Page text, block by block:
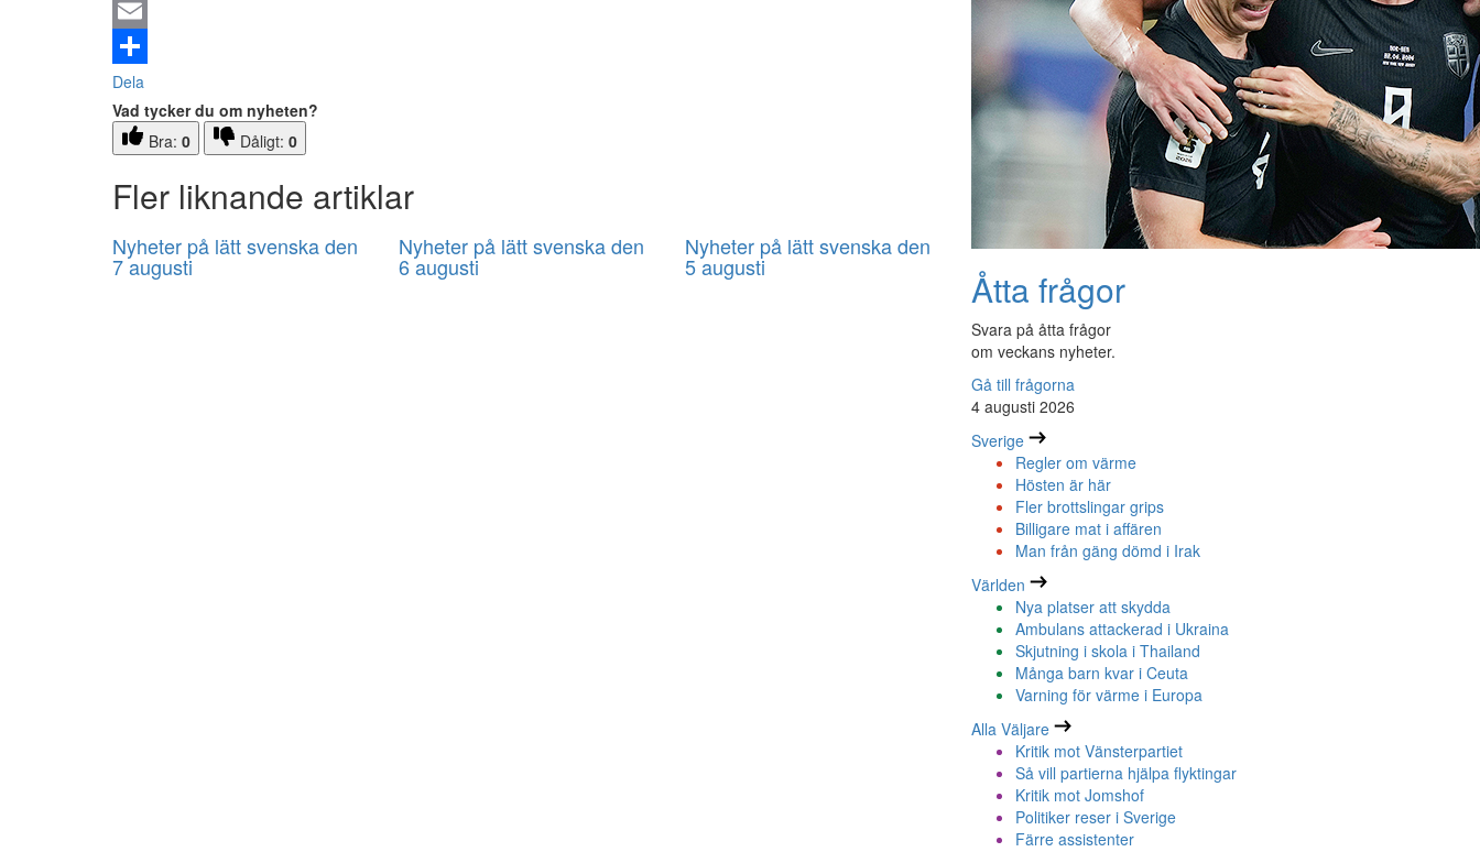
Email
Dela
Vad tycker du om nyheten?
Bra: 0 Dåligt: 0
Fler liknande artiklar
Nyheter på lätt svenska den
7 augusti
Nyheter på lätt svenska den
6 augusti
Nyheter på lätt svenska den
5 augusti Åtta frågor
Svara på åtta frågor
om veckans nyheter.
Gå till frågorna
4 augusti 2026
Sverige
Regler om värme
Hösten är här
Fler brottslingar grips
Billigare mat i affären
Man från gäng dömd i Irak
Världen
Nya platser att skydda
Ambulans attackerad i Ukraina
Skjutning i skola i Thailand
Många barn kvar i Ceuta
Varning för värme i Europa
Alla Väljare
Kritik mot Vänsterpartiet
Så vill partierna hjälpa flyktingar
Kritik mot Jomshof
Politiker reser i Sverige
Färre assistenter